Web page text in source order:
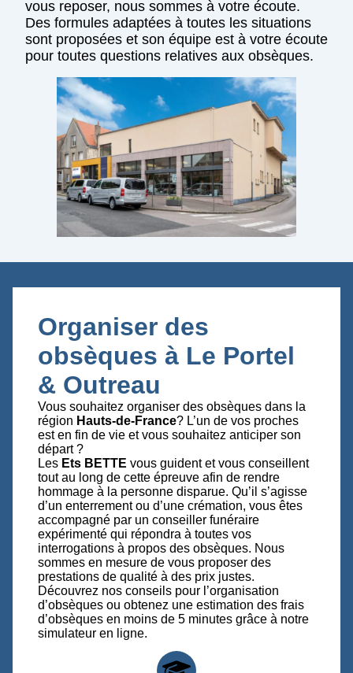
vous reposer, nous sommes à votre écoute.
Des formules adaptées à toutes les situations
sont proposées et son équipe est à votre écoute
pour toutes questions relatives aux obsèques.
Organiser des
obsèques à Le Portel
& Outreau
Vous souhaitez organiser des obsèques dans la
région Hauts-de-France? L’un de vos proches
est en fin de vie et vous souhaitez anticiper son
départ ?
Les Ets BETTE vous guident et vous conseillent
tout au long de cette épreuve afin de rendre
hommage à la personne disparue. Qu’il s’agisse
d’un enterrement ou d’une crémation, vous êtes
accompagné par un conseiller funéraire
expérimenté qui répondra à toutes vos
interrogations à propos des obsèques. Nous
sommes en mesure de vous proposer des
prestations de qualité à des prix justes.
Découvrez nos conseils pour l’organisation
d’obsèques ou obtenez une estimation des frais
d’obsèques en moins de 5 minutes grâce à notre
simulateur en ligne.